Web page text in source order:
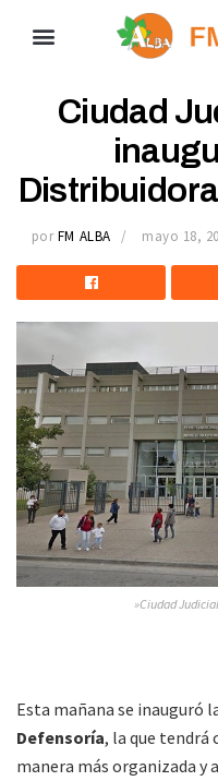
Ciudad
por FM ALBA mayo 18,
»Ciudad
Esta mañana se inauguró
Defensoría, la que
manera más organizada y